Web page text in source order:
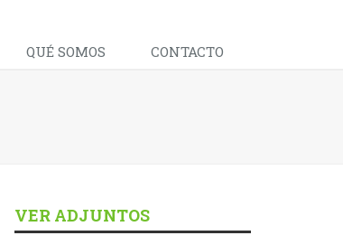
QUÉ SOMOS CONTACTO
VER ADJUNTOS